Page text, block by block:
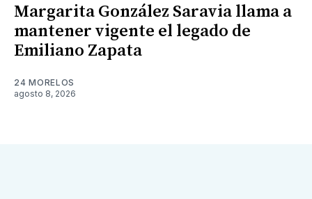
Margarita González Saravia llama a
mantener vigente el legado de
Emiliano Zapata
24 MORELOS
agosto 8, 2026